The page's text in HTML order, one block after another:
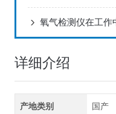
氧气检测仪在工作
详细介绍
产地类别 国产